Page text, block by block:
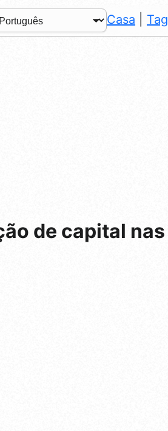
Casa Tag
de capital nas